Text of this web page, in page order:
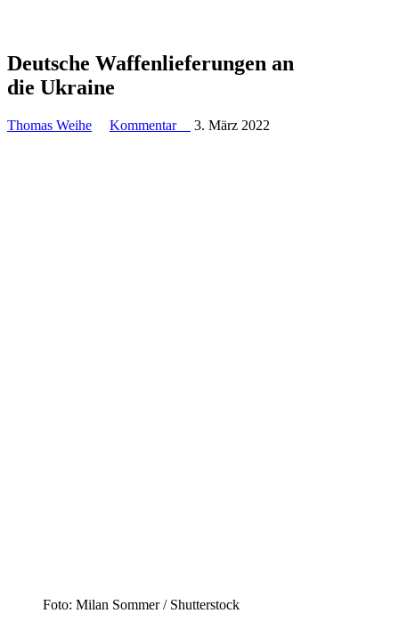
Deutsche Waffen­lie­fe­rungen an
die Ukraine
Thomas Weihe Kommentar 3. März 2022
Foto: Milan Sommer /​ Shutter­stock